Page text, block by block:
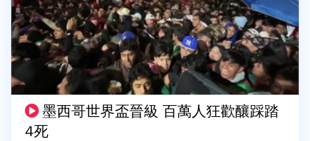
墨西哥世界盃晉級 百萬人狂歡釀踩踏
4死